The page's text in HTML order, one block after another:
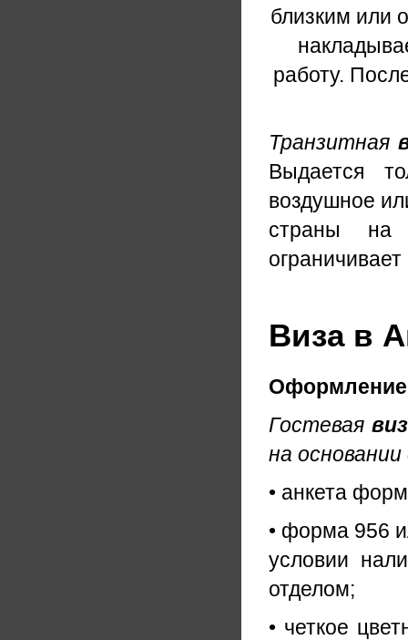
близким или
работу.
Транзитная
Выдается
воздушное
страны на
Виза в
Оформление
Гостевая
на
• анкета
• форма 956
условии
отделом;
• четкое